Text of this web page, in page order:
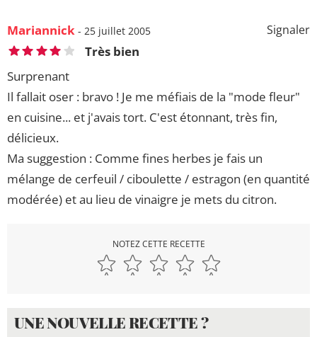
Signaler
Mariannick - 25 juillet 2005
Très bien
Surprenant
Il fallait oser : bravo ! Je me méfiais de la "mode fleur"
en cuisine... et j'avais tort. C'est étonnant, très fin,
délicieux.
Ma suggestion : Comme fines herbes je fais un
mélange de cerfeuil / ciboulette / estragon (en quantité
modérée) et au lieu de vinaigre je mets du citron.
NOTEZ CETTE RECETTE
UNE NOUVELLE RECETTE ?